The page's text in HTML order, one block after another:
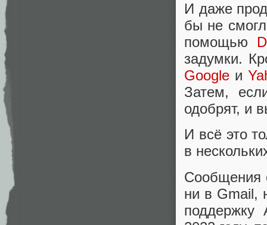
И даже
бы не
помощью
задумки.
Google и
Затем,
одобрят, и
И всё это
в
Сообщения
ни в Gmail,
поддержку